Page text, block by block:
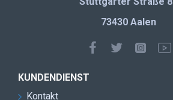
73430 Aalen
KUNDENDIENST
Kontakt